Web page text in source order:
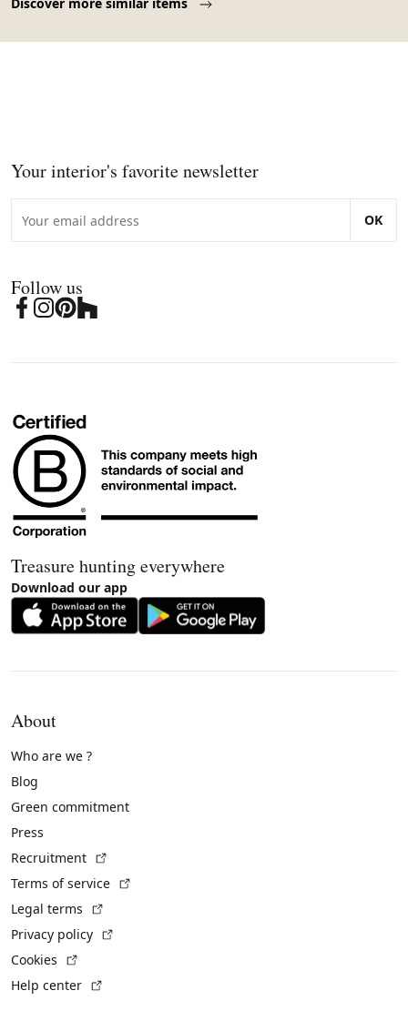
Your interior's favorite newsletter
OK
Follow us
Treasure hunting everywhere
Download our app
About
Who are we ?
Blog
Green commitment
Press
Recruitment
Terms of service
Legal terms
Privacy policy
Cookies
Help center